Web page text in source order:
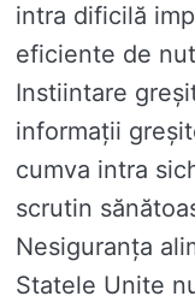
intra dificilă
eficiente de
Instiintare
informații
cumva intra
scrutin
Nesiguranța
Statele Unite